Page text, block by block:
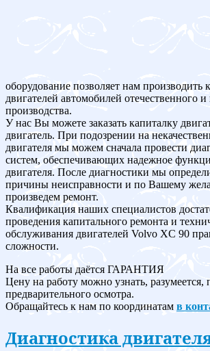
оборудование позволяет нам производить
двигателей автомобилей отечественного
производства.
У нас Вы можете заказать капиталку
двигатель. При подозрении на
двигателя мы можем сначала провести
систем, обеспечивающих надежное
двигателя. После диагностики мы
причины неисправности и по Вашему
произведем ремонт.
Квалификация наших специалистов
проведения капитального ремонта и
обслуживания двигателей Volvo XC 90
сложности.
На все работы даётся ГАРАНТИЯ
Цену на работу можно узнать, разумеется,
предварительного осмотра.
Обращайтесь к нам по координатам в
Диагностика